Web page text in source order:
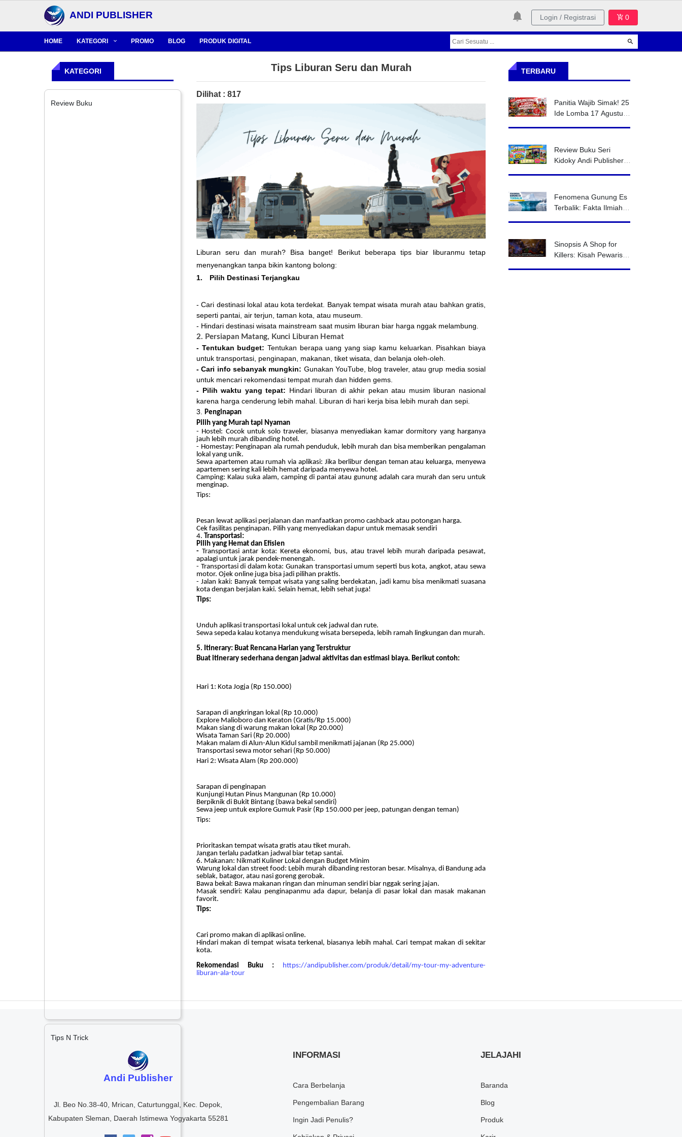
ANDI PUBLISHER Login / Registrasi 0
HOME KATEGORI PROMO BLOG PRODUK DIGITAL
KATEGORI
Review Buku
Tips N Trick
Tips Liburan Seru dan Murah
Dilihat : 817
Liburan seru dan murah? Bisa banget! Berikut beberapa tips biar liburanmu tetap
menyenangkan tanpa bikin kantong bolong:
1.
Pilih Destinasi Terjangkau
- Cari destinasi lokal atau kota terdekat. Banyak tempat wisata murah atau bahkan gratis,
seperti pantai, air terjun, taman kota, atau museum.
- Hindari destinasi wisata mainstream saat musim liburan biar harga nggak melambung.
2. Persiapan Matang, Kunci Liburan Hemat
- Tentukan budget: Tentukan berapa uang yang siap kamu keluarkan. Pisahkan biaya
untuk transportasi, penginapan, makanan, tiket wisata, dan belanja oleh-oleh.
- Cari info sebanyak mungkin: Gunakan YouTube, blog traveler, atau grup media sosial
untuk mencari rekomendasi tempat murah dan hidden gems.
- Pilih waktu yang tepat: Hindari liburan di akhir pekan atau musim liburan nasional
karena harga cenderung lebih mahal. Liburan di hari kerja bisa lebih murah dan sepi.
3. Penginapan
Pilih yang Murah tapi Nyaman
- Hostel: Cocok untuk solo traveler, biasanya menyediakan kamar dormitory yang harganya
jauh lebih murah dibanding hotel.
- Homestay: Penginapan ala rumah penduduk, lebih murah dan bisa memberikan pengalaman
lokal yang unik.
Sewa apartemen atau rumah via aplikasi: Jika berlibur dengan teman atau keluarga, menyewa
apartemen sering kali lebih hemat daripada menyewa hotel.
Camping: Kalau suka alam, camping di pantai atau gunung adalah cara murah dan seru untuk
menginap.
Tips:
Pesan lewat aplikasi perjalanan dan manfaatkan promo cashback atau potongan harga.
Cek fasilitas penginapan. Pilih yang menyediakan dapur untuk memasak sendiri
4. Transportasi:
Pilih yang Hemat dan Efisien
- Transportasi antar kota: Kereta ekonomi, bus, atau travel lebih murah daripada pesawat,
apalagi untuk jarak pendek-menengah.
- Transportasi di dalam kota: Gunakan transportasi umum seperti bus kota, angkot, atau sewa
motor. Ojek online juga bisa jadi pilihan praktis.
- Jalan kaki: Banyak tempat wisata yang saling berdekatan, jadi kamu bisa menikmati suasana
kota dengan berjalan kaki. Selain hemat, lebih sehat juga!
Tips:
Unduh aplikasi transportasi lokal untuk cek jadwal dan rute.
Sewa sepeda kalau kotanya mendukung wisata bersepeda, lebih ramah lingkungan dan murah.
5. Itinerary: Buat Rencana Harian yang Terstruktur
Buat itinerary sederhana dengan jadwal aktivitas dan estimasi biaya. Berikut contoh:
Hari 1: Kota Jogja (Rp 150.000)
Sarapan di angkringan lokal (Rp 10.000)
Explore Malioboro dan Keraton (Gratis/Rp 15.000)
Makan siang di warung makan lokal (Rp 20.000)
Wisata Taman Sari (Rp 20.000)
Makan malam di Alun-Alun Kidul sambil menikmati jajanan (Rp 25.000)
Transportasi sewa motor sehari (Rp 50.000)
Hari 2: Wisata Alam (Rp 200.000)
Sarapan di penginapan
Kunjungi Hutan Pinus Mangunan (Rp 10.000)
Berpiknik di Bukit Bintang (bawa bekal sendiri)
Sewa jeep untuk explore Gumuk Pasir (Rp 150.000 per jeep, patungan dengan teman)
Tips:
Prioritaskan tempat wisata gratis atau tiket murah.
Jangan terlalu padatkan jadwal biar tetap santai.
6. Makanan: Nikmati Kuliner Lokal dengan Budget Minim
Warung lokal dan street food: Lebih murah dibanding restoran besar. Misalnya, di Bandung ada
seblak, batagor, atau nasi goreng gerobak.
Bawa bekal: Bawa makanan ringan dan minuman sendiri biar nggak sering jajan.
Masak sendiri: Kalau penginapanmu ada dapur, belanja di pasar lokal dan masak makanan
favorit.
Tips:
Cari promo makan di aplikasi online.
Hindari makan di tempat wisata terkenal, biasanya lebih mahal. Cari tempat makan di sekitar
kota.
Rekomendasi Buku : https://andipublisher.com/produk/detail/my-tour-my-adventure-
liburan-ala-tour
TERBARU
Panitia Wajib Simak! 25
Ide Lomba 17 Agustus
Review Buku Seri
Kidoky Andi Publisher,
Fenomena Gunung Es
Terbalik: Fakta Ilmiah
Iklim?
Sinopsis A Shop for
Killers: Kisah Pewaris
Andi Publisher
Jl. Beo No.38-40, Mrican, Caturtunggal, Kec. Depok,
Kabupaten Sleman, Daerah Istimewa Yogyakarta 55281
INFORMASI
Cara Berbelanja
Pengembalian Barang
Ingin Jadi Penulis?
JELAJAHI
Baranda
Blog
Produk